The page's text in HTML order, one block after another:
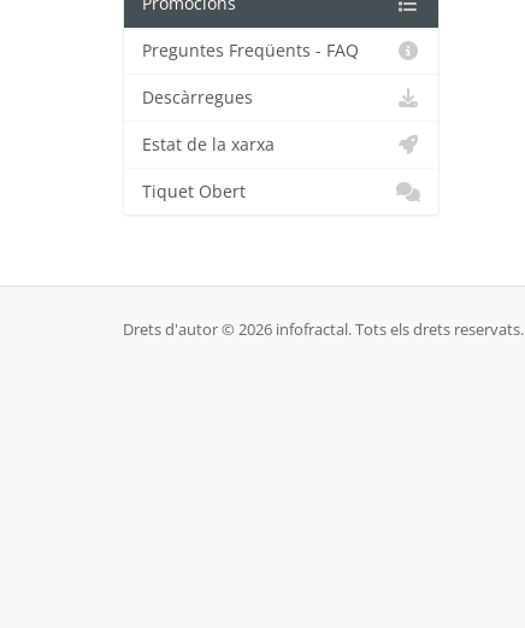
Preguntes Freqüents - FAQ
Descàrregues
Estat de la xarxa
Tiquet Obert
Drets d'autor © 2026 infofractal. Tots els drets reservats.